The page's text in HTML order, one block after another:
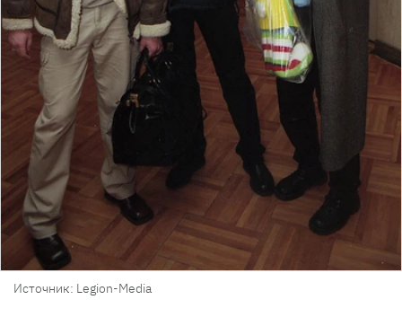
Источник: Legion-Media